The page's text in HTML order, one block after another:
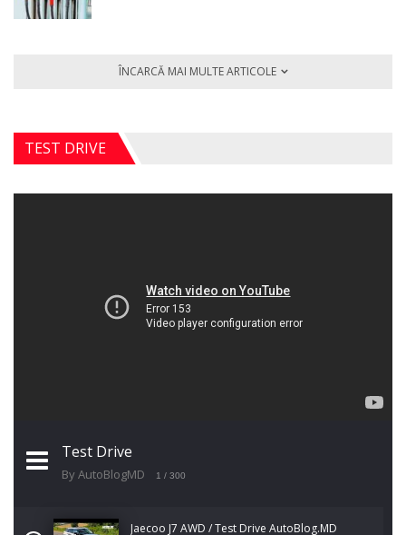
ÎNCARCĂ MAI MULTE ARTICOLE
TEST DRIVE
Test Drive
By AutoBlogMD 1 / 300
Jaecoo J7 AWD / Test Drive AutoBlog.MD